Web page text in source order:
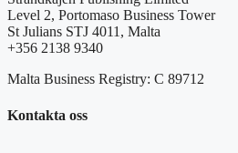
Level 2, Portomaso Business Tower
St Julians STJ 4011, Malta
+356 2138 9340
Malta Business Registry: C 89712
Kontakta oss